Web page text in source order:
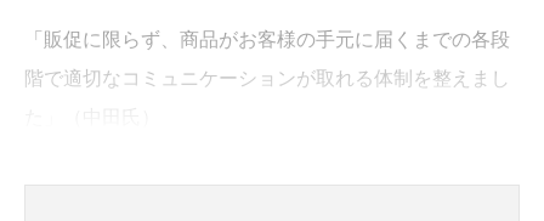
「販促に限らず、商品がお客様の手元に届くまでの各段
階で適切なコミュニケーションが取れる体制を整えまし